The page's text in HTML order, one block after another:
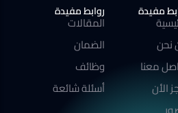
مفيدة
نحن
معنا
الأن
روابط مفيدة
المقالات
الضمان
وظائف
أسئلة شائعة